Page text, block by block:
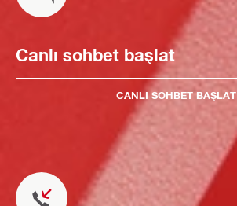
Canlı sohbet başlat
CANLI SOHBET BAŞLAT